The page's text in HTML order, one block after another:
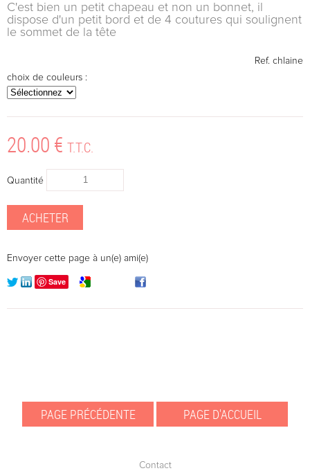
C'est bien un petit chapeau et non un bonnet, il
dispose d'un petit bord et de 4 coutures qui soulignent
le sommet de la tête
Ref. chlaine
choix de couleurs :
20.00 € T.T.C.
Quantité
Envoyer cette page à un(e) ami(e)
Save
Contact